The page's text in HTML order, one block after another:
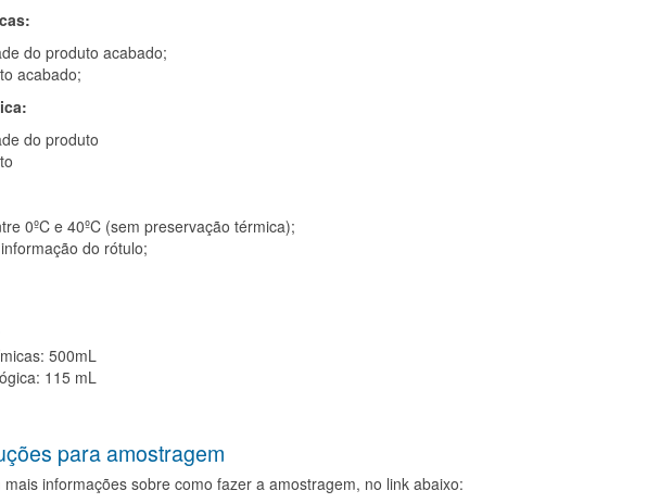
do produto acabado;
acabado;
do produto
0ºC e 40ºC (sem preservação térmica);
do rótulo;
500mL
115 mL
para amostragem
informações sobre como fazer a amostragem, no link abaixo: